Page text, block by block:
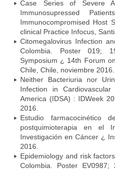
Case Series of Severe
Immunosupressed
Immunocompromised Host
clinical Practice Infocus,
Citomegalovirus Infection
Colombia. Poster 019;
Symposium ¿ 14th Forum
Chile, Chile, noviembre 2016.
Neither Bacteriuria nor
Infection in
America (IDSA) : IDWeek
2016.
Estudio farmacocinético
postquimioterapia en el
Investigación en Cáncer ¿
2016.
Epidemiology and risk
Colombia. Poster